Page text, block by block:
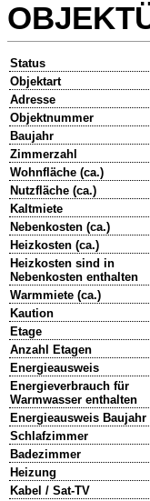
Status
Objektart
Adresse
Objektnummer
Baujahr
Zimmerzahl
Wohnfläche (ca.)
Nutzfläche (ca.)
Kaltmiete
Nebenkosten (ca.)
Heizkosten (ca.)
Heizkosten sind in
Nebenkosten enthalten
Warmmiete (ca.)
Kaution
Etage
Anzahl Etagen
Energieausweis
Energieverbrauch für
Warmwasser enthalten
Energieausweis Baujahr
Schlafzimmer
Badezimmer
Heizung
Kabel / Sat-TV